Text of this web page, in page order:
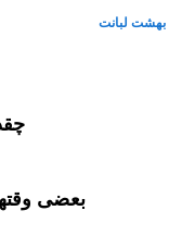
بهشت لبانت
ﺑﻌﻀﯽ